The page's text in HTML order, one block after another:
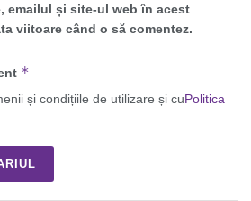
emailul și site-ul web în acest
viitoare când o să comentez.
*
și condițiile de utilizare și cuPolitica